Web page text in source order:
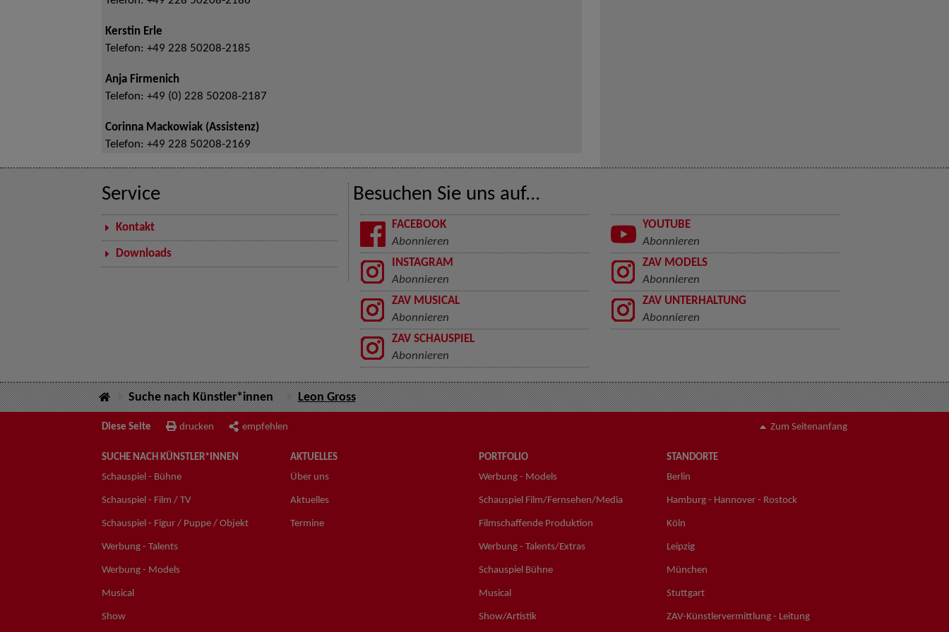
Kerstin Erle
Telefon: +49 228 50208-2185
Anja Firmenich
Telefon: +49 (0) 228 50208-2187
Corinna Mackowiak (Assistenz)
Telefon: +49 228 50208-2169
Service
Kontakt
Downloads
Besuchen Sie uns auf...
FACEBOOK
Abonnieren
YOUTUBE
Abonnieren
INSTAGRAM
Abonnieren
ZAV MODELS
Abonnieren
ZAV MUSICAL
Abonnieren
ZAV UNTERHALTUNG
Abonnieren
ZAV SCHAUSPIEL
Abonnieren
Suche nach Künstler*innen Leon Gross
Diese Seite drucken empfehlen Zum Seitenanfang
SUCHE NACH KÜNSTLER*INNEN
Schauspiel - Bühne
Schauspiel - Film / TV
Schauspiel - Figur / Puppe / Objekt
Werbung - Talents
Werbung - Models
Musical
Show
AKTUELLES
Über uns
Aktuelles
Termine
PORTFOLIO
Werbung - Models
Schauspiel Film/Fernsehen/Media
Filmschaffende Produktion
Werbung - Talents/Extras
Schauspiel Bühne
Musical
Show/Artistik
STANDORTE
Berlin
Hamburg - Hannover - Rostock
Köln
Leipzig
München
Stuttgart
ZAV-Künstlervermittlung - Leitung